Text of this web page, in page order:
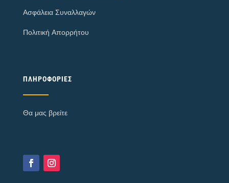
Ασφάλεια Συναλλαγών
Πολιτική Απορρήτου
ΠΛΗΡΟΦΟΡΊΕΣ
Θα μας βρείτε